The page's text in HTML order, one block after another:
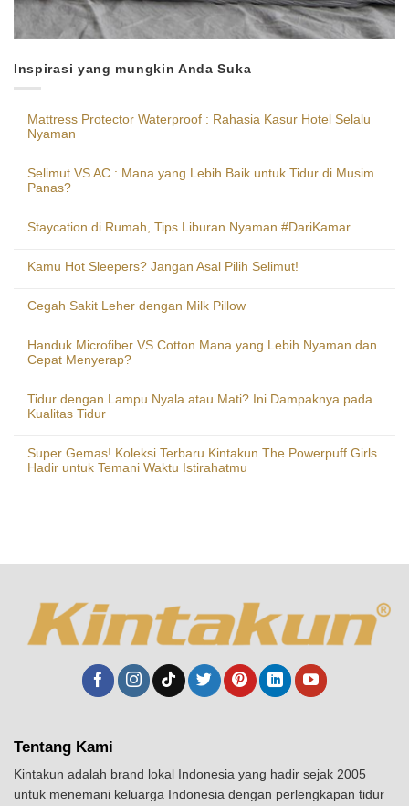
Inspirasi yang mungkin Anda Suka
Mattress Protector Waterproof : Rahasia Kasur Hotel Selalu
Nyaman
Selimut VS AC : Mana yang Lebih Baik untuk Tidur di Musim
Panas?
Staycation di Rumah, Tips Liburan Nyaman #DariKamar
Kamu Hot Sleepers? Jangan Asal Pilih Selimut!
Cegah Sakit Leher dengan Milk Pillow
Handuk Microfiber VS Cotton Mana yang Lebih Nyaman dan
Cepat Menyerap?
Tidur dengan Lampu Nyala atau Mati? Ini Dampaknya pada
Kualitas Tidur
Super Gemas! Koleksi Terbaru Kintakun The Powerpuff Girls
Hadir untuk Temani Waktu Istirahatmu
Tentang Kami
Kintakun adalah brand lokal Indonesia yang hadir sejak 2005
untuk menemani keluarga Indonesia dengan perlengkapan tidur